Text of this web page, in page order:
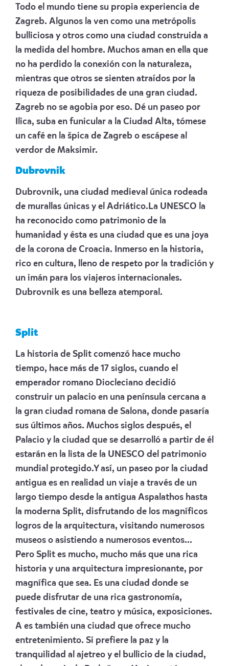
Todo el mundo tiene su propia experiencia de
Zagreb. Algunos la ven como una metrópolis
bulliciosa y otros como una ciudad construida a
la medida del hombre. Muchos aman en ella que
no ha perdido la conexión con la naturaleza,
mientras que otros se sienten atraídos por la
riqueza de posibilidades de una gran ciudad.
Zagreb no se agobia por eso. Dé un paseo por
Ilica, suba en funicular a la Ciudad Alta, tómese
un café en la špica de Zagreb o escápese al
verdor de Maksimir.
Dubrovnik
Dubrovnik, una ciudad medieval única rodeada
de murallas únicas y el Adriático. La UNESCO la
ha reconocido como patrimonio de la
humanidad y ésta es una ciudad que es una joya
de la corona de Croacia. Inmerso en la historia,
rico en cultura, lleno de respeto por la tradición y
un imán para los viajeros internacionales.
Dubrovnik es una belleza atemporal.
Split
La historia de Split comenzó hace mucho
tiempo, hace más de 17 siglos, cuando el
emperador romano Diocleciano decidió
construir un palacio en una península cercana a
la gran ciudad romana de Salona, ​​donde pasaría
sus últimos años. Muchos siglos después, el
Palacio y la ciudad que se desarrolló a partir de él
estarán en la lista de la UNESCO del patrimonio
mundial protegido.Y así, un paseo por la ciudad
antigua es en realidad un viaje a través de un
largo tiempo desde la antigua Aspalathos hasta
la moderna Split, disfrutando de los magníficos
logros de la arquitectura, visitando numerosos
museos o asistiendo a numerosos eventos...
Pero Split es mucho, mucho más que una rica
historia y una arquitectura impresionante, por
magnífica que sea. Es una ciudad donde se
puede disfrutar de una rica gastronomía,
festivales de cine, teatro y música, exposiciones.
A es también una ciudad que ofrece mucho
entretenimiento. Si prefiere la paz y la
tranquilidad al ajetreo y el bullicio de la ciudad,